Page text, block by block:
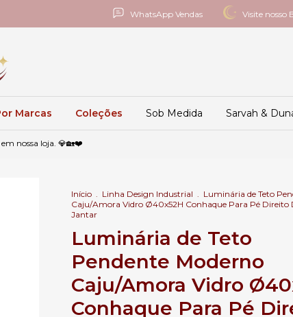
WhatsApp Vendas Visite nosso
Marcas Coleções Sob Medida Sarvah &
nossa loja. 💎🏡❤️
Início . Linha Design Industrial . Luminária de Teto
Caju/Amora Vidro Ø40x52H Conhaque Para Pé Direito
Jantar
Luminária de Teto
Pendente Moderno
Caju/Amora Vidro
Conhaque Para Pé